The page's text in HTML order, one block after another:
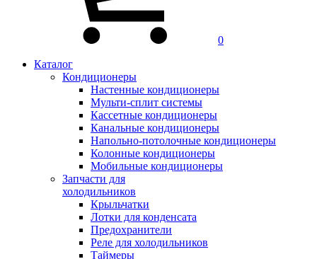
0
Каталог
Кондиционеры
Настенные кондиционеры
Мульти-сплит системы
Кассетные кондиционеры
Канальные кондиционеры
Напольно-потолочные кондиционеры
Колонные кондиционеры
Мобильные кондиционеры
Запчасти для
холодильников
Крыльчатки
Лотки для конденсата
Предохранители
Реле для холодильников
Таймеры